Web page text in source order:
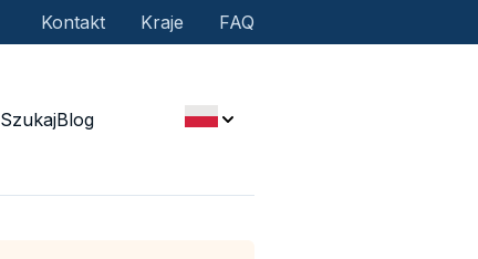
Kontakt Kraje FAQ
SzukajBlog